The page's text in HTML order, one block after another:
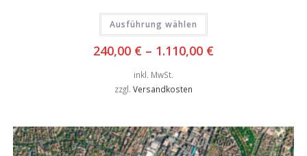
Ausführung wählen
240,00 € – 1.110,00 €
inkl. MwSt.
zzgl. Versandkosten